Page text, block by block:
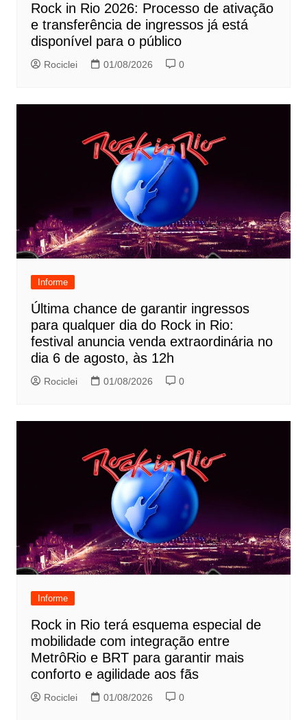
Rock in Rio 2026: Processo de ativação
e transferência de ingressos já está
disponível para o público
Rociclei 01/08/2026 0
Informe
Última chance de garantir ingressos
para qualquer dia do Rock in Rio:
festival anuncia venda extraordinária no
dia 6 de agosto, às 12h
Rociclei 01/08/2026 0
Informe
Rock in Rio terá esquema especial de
mobilidade com integração entre
MetrôRio e BRT para garantir mais
conforto e agilidade aos fãs
Rociclei 01/08/2026 0